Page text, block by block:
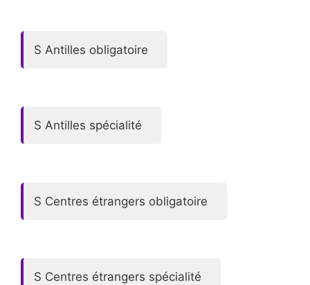
S Antilles obligatoire
S Antilles spécialité
S Centres étrangers obligatoire
S Centres étrangers spécialité